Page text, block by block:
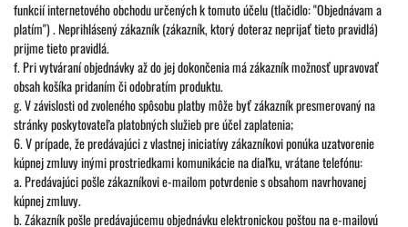
funkcií internetového obchodu určených k tomuto účelu (tlačidlo: "Objednávam a
platím") . Neprihlásený zákazník (zákazník, ktorý doteraz neprijať tieto pravidlá)
prijme tieto pravidlá.
f. Pri vytváraní objednávky až do jej dokončenia má zákazník možnosť upravovať
obsah košíka pridaním či odobratím produktu.
g. V závislosti od zvoleného spôsobu platby môže byť zákazník presmerovaný na
stránky poskytovateľa platobných služieb pre účel zaplatenia;
6. V prípade, že predávajúci z vlastnej iniciatívy zákazníkovi ponúka uzatvorenie
kúpnej zmluvy inými prostriedkami komunikácie na diaľku, vrátane telefónu:
a. Predávajúci pošle zákazníkovi e-mailom potvrdenie s obsahom navrhovanej
kúpnej zmluvy.
b. Zákazník pošle predávajúcemu objednávku elektronickou poštou na e-mailovú